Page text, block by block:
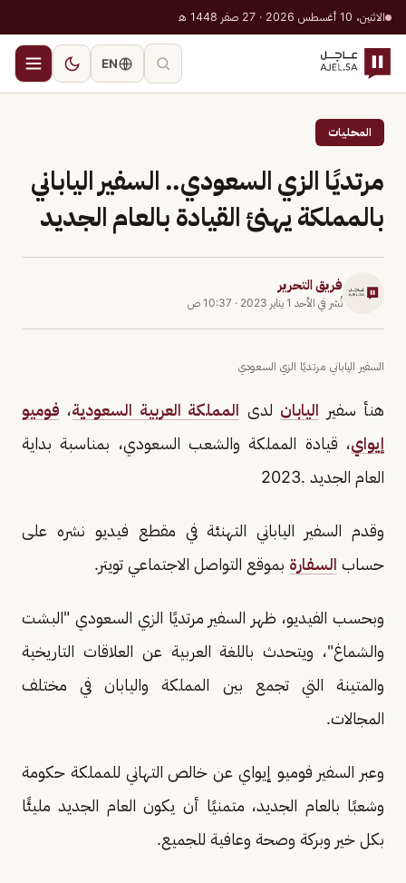
الاثنين، 10 أغسطس 2026 · 27 صفر 1448 هـ
EN
المحليات
مرتديًا الزي السعودي.. السفير الياباني
بالمملكة يهنئ القيادة بالعام الجديد
فريق التحرير
نُشر في الأحد 1 يناير 2023 · 10:37 ص
السفير الياباني مرتديًا الزي السعودي
هنأ سفير اليابان لدى المملكة العربية السعودية، فوميو
إيواي، قيادة المملكة والشعب السعودي، بمناسبة بداية
العام الجديد .2023
وقدم السفير الياباني التهنئة في مقطع فيديو نشره على
حساب السفارة بموقع التواصل الاجتماعي تويتر.
وبحسب الفيديو، ظهر السفير مرتديًا الزي السعودي "البشت
والشماغ"، ويتحدث باللغة العربية عن العلاقات التاريخية
والمتينة التي تجمع بين المملكة واليابان في مختلف
المجالات.
وعبر السفير فوميو إيواي عن خالص التهاني للمملكة حكومة
وشعبًا بالعام الجديد، متمنيًا أن يكون العام الجديد مليئًا
بكل خير وبركة وصحة وعافية للجميع.